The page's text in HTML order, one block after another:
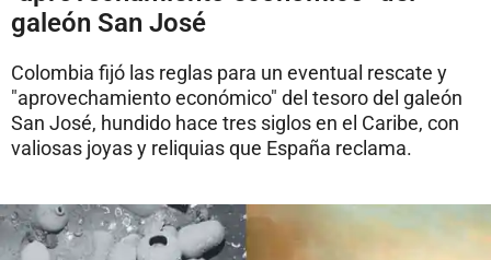
galeón San José
Colombia fijó las reglas para un eventual rescate y
"aprovechamiento económico" del tesoro del galeón
San José, hundido hace tres siglos en el Caribe, con
valiosas joyas y reliquias que España reclama.